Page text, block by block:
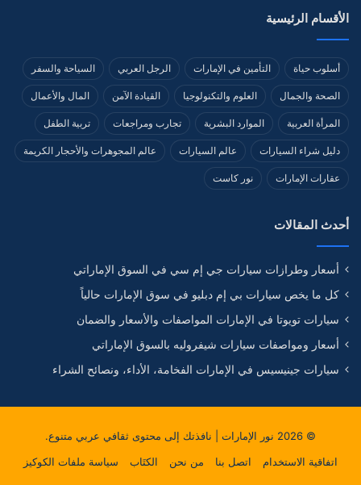
الأقسام الرئيسية
أسلوب حياة التأمين في الإمارات الرجل العربي السياحة والسفر
الصحة والجمال العلوم والتكنولوجيا القيادة الآمن المال والأعمال
المرأة العربية الموارد البشرية تجارب ومراجعات تربية الطفل
دليل شراء السيارات عالم السيارات عالم المجوهرات والأحجار الكريمة
عقارات الإمارات نور كاست
أحدث المقالات
أسعار وطرازات سيارات جي إم سي في السوق الإماراتي
كل ما يخص سيارات بي إم دبليو في سوق الإمارات حالياً
سيارات تويوتا في الإمارات المواصفات والأسعار والضمان
أسعار ومواصفات سيارات شيفروليه بالسوق الإماراتي
سيارات جينيسيس في الإمارات الفخامة، الأداء، ونصائح الشراء
© 2026 نور الإمارات | نافذتك إلى محتوى ثقافي عربي متنوع.
اتفاقية الاستخدام
اتصل بنا من نحن الكتَاب سياسة ملفات الكوكيز